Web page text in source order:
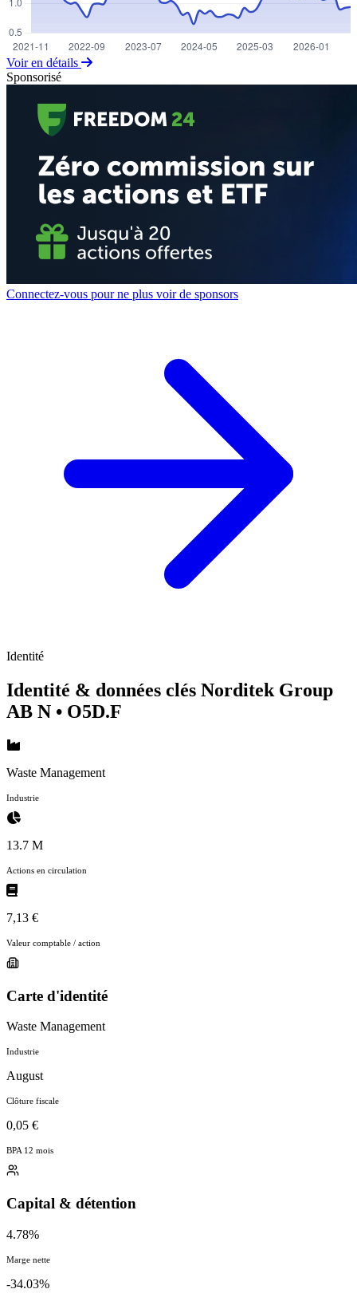
Voir en détails
Sponsorisé
Connectez-vous pour ne plus voir de sponsors
Identité
Identité & données clés Norditek Group
AB N • O5D.F
Waste Management
Industrie
13.7 M
Actions en circulation
7,13 €
Valeur comptable / action
Carte d'identité
Waste Management
Industrie
August
Clôture fiscale
0,05 €
BPA 12 mois
Capital & détention
4.78%
Marge nette
-34.03%